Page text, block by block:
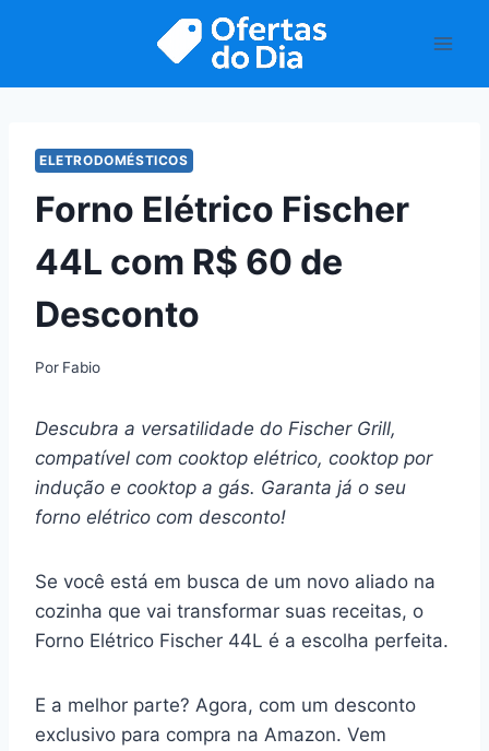
ELETRODOMÉSTICOS
Forno Elétrico Fischer
44L com R$ 60 de
Desconto
Por Fabio
Descubra a versatilidade do Fischer Grill,
compatível com cooktop elétrico, cooktop por
indução e cooktop a gás. Garanta já o seu
forno elétrico com desconto!
Se você está em busca de um novo aliado na
cozinha que vai transformar suas receitas, o
Forno Elétrico Fischer 44L é a escolha perfeita.
E a melhor parte? Agora, com um desconto
exclusivo para compra na Amazon. Vem